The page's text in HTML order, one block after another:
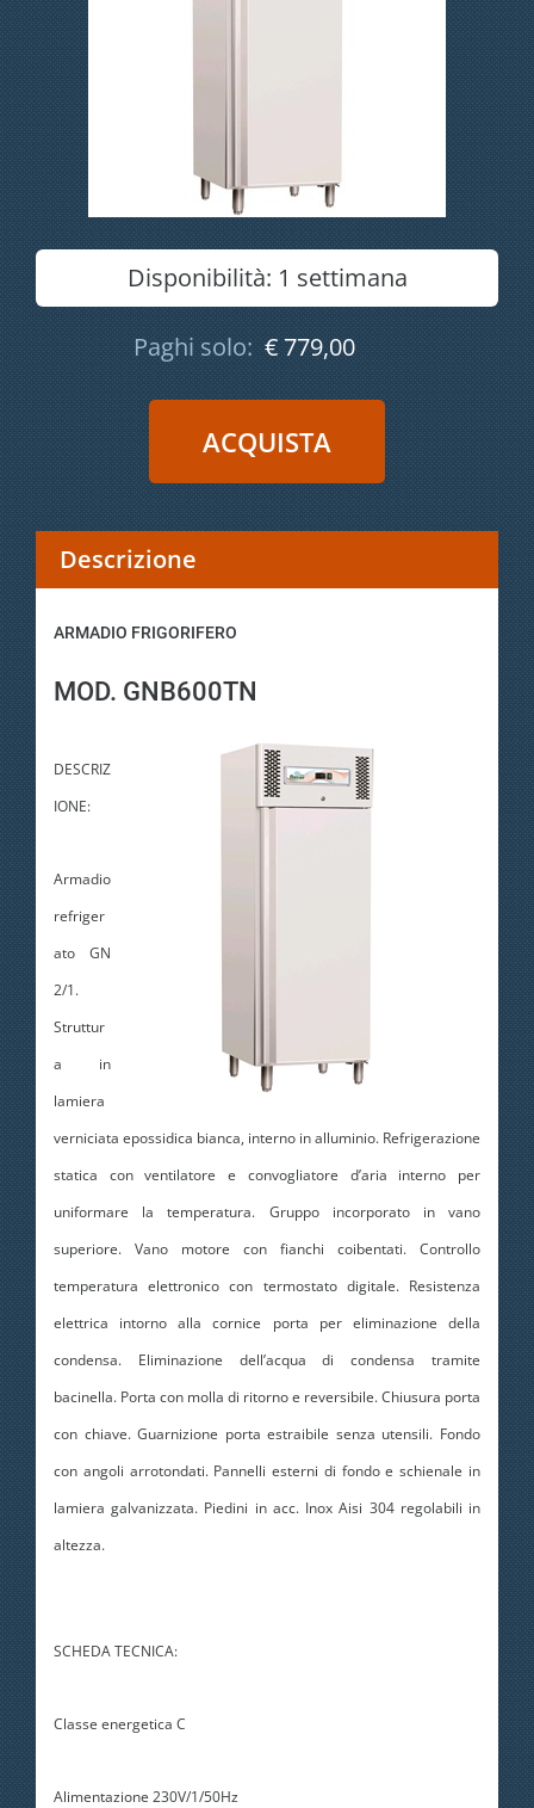
Disponibilità: 1 settimana
Paghi solo: € 779,00
Descrizione
ARMADIO FRIGORIFERO
MOD. GNB600TN
DESCRIZ
IONE:
Armadio
refriger
ato GN
2/1.
Struttur
a in
lamiera
verniciata epossidica bianca, interno in alluminio. Refrigerazione
statica con ventilatore e convogliatore d’aria interno per
uniformare la temperatura. Gruppo incorporato in vano
superiore. Vano motore con fianchi coibentati. Controllo
temperatura elettronico con termostato digitale. Resistenza
elettrica intorno alla cornice porta per eliminazione della
condensa. Eliminazione dell’acqua di condensa tramite
bacinella. Porta con molla di ritorno e reversibile. Chiusura porta
con chiave. Guarnizione porta estraibile senza utensili. Fondo
con angoli arrotondati. Pannelli esterni di fondo e schienale in
lamiera galvanizzata. Piedini in acc. Inox Aisi 304 regolabili in
altezza.
SCHEDA TECNICA:
Classe energetica C
Alimentazione 230V/1/50Hz